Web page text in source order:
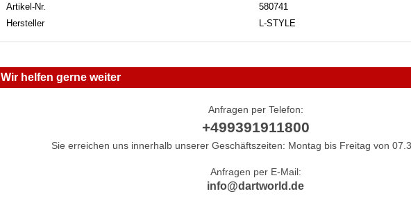
Artikel-Nr.
580741
Hersteller
L-STYLE
Wir helfen gerne weiter
Anfragen per Telefon:
+499391911800
Sie erreichen uns innerhalb unserer Geschäftszeiten: Montag bis Freitag von
Anfragen per E-Mail:
info@dartworld.de